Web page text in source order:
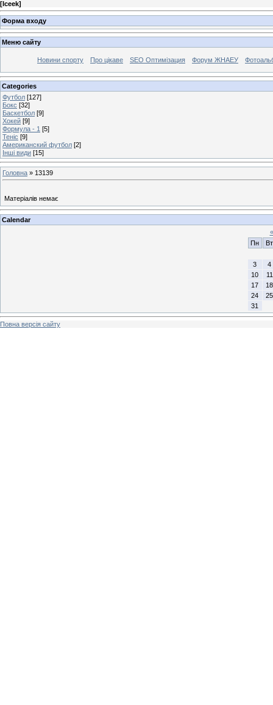
[Iceek]
Форма входу
Меню сайту
Новини спорту Про цікаве SEO Оптимізация Форум ЖНАЕУ
Categories
Футбол [127]
Бокс [32]
Баскетбол [9]
Хокей [9]
Формула - 1 [5]
Теніс [9]
Американский футбол [2]
Інші види [15]
Головна » 13139
Матеріалів немає
Calendar
«
Пн
Вт
3
4
10
11
17
18
24
25
31
Повна версія сайту